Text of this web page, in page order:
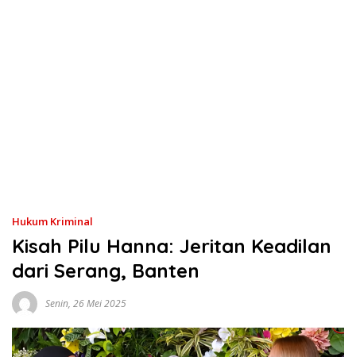
Hukum Kriminal
Kisah Pilu Hanna: Jeritan Keadilan
dari Serang, Banten
Senin, 26 Mei 2025